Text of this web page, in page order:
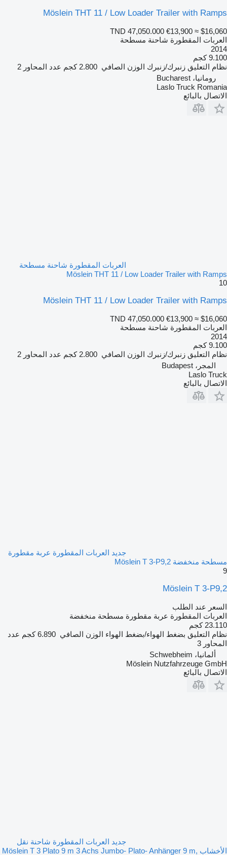
Möslein THT 11 / Low Loader Trailer with Ramps
TND 47,050.000 €13,900 ≈ $16,060
العربات المقطورة شاحنة مسطحة
2014
9.100 كجم
نظام التعليق زنبرك/زنبرك الوزن الصافي 2.800 كجم عدد المحاور 2
رومانيا، Bucharest
Laslo Truck Romania
الاتصال بالبائع
العربات المقطورة شاحنة مسطحة
Möslein THT 11 / Low Loader Trailer with Ramps
10
Möslein THT 11 / Low Loader Trailer with Ramps
TND 47,050.000 €13,900 ≈ $16,060
العربات المقطورة شاحنة مسطحة
2014
9.100 كجم
نظام التعليق زنبرك/زنبرك الوزن الصافي 2.800 كجم عدد المحاور 2
المجر، Budapest
Laslo Truck
الاتصال بالبائع
جديد العربات المقطورة عربة مقطورة
مسطحة منخفضة Möslein T 3-P9,2
9
Möslein T 3-P9,2
السعر عند الطلب
العربات المقطورة عربة مقطورة مسطحة منخفضة
23.110 كجم
نظام التعليق بضغط الهواء/بضغط الهواء الوزن الصافي 6.890 كجم
عدد
المحاور 3
ألمانيا، Schwebheim
Möslein Nutzfahrzeuge GmbH
الاتصال بالبائع
جديد العربات المقطورة شاحنة نقل
الأخشاب Möslein T 3 Plato 9 m 3 Achs Jumbo- Plato- Anhänger 9 m,